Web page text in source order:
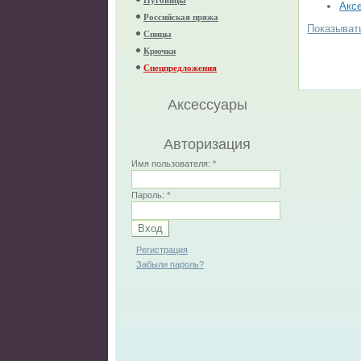
Российская пряжа
Спицы
Крючки
Спецпредложения
Аксессуары
Авторизация
Имя пользователя:*
Пароль:*
Регистрация
Забыли пароль?